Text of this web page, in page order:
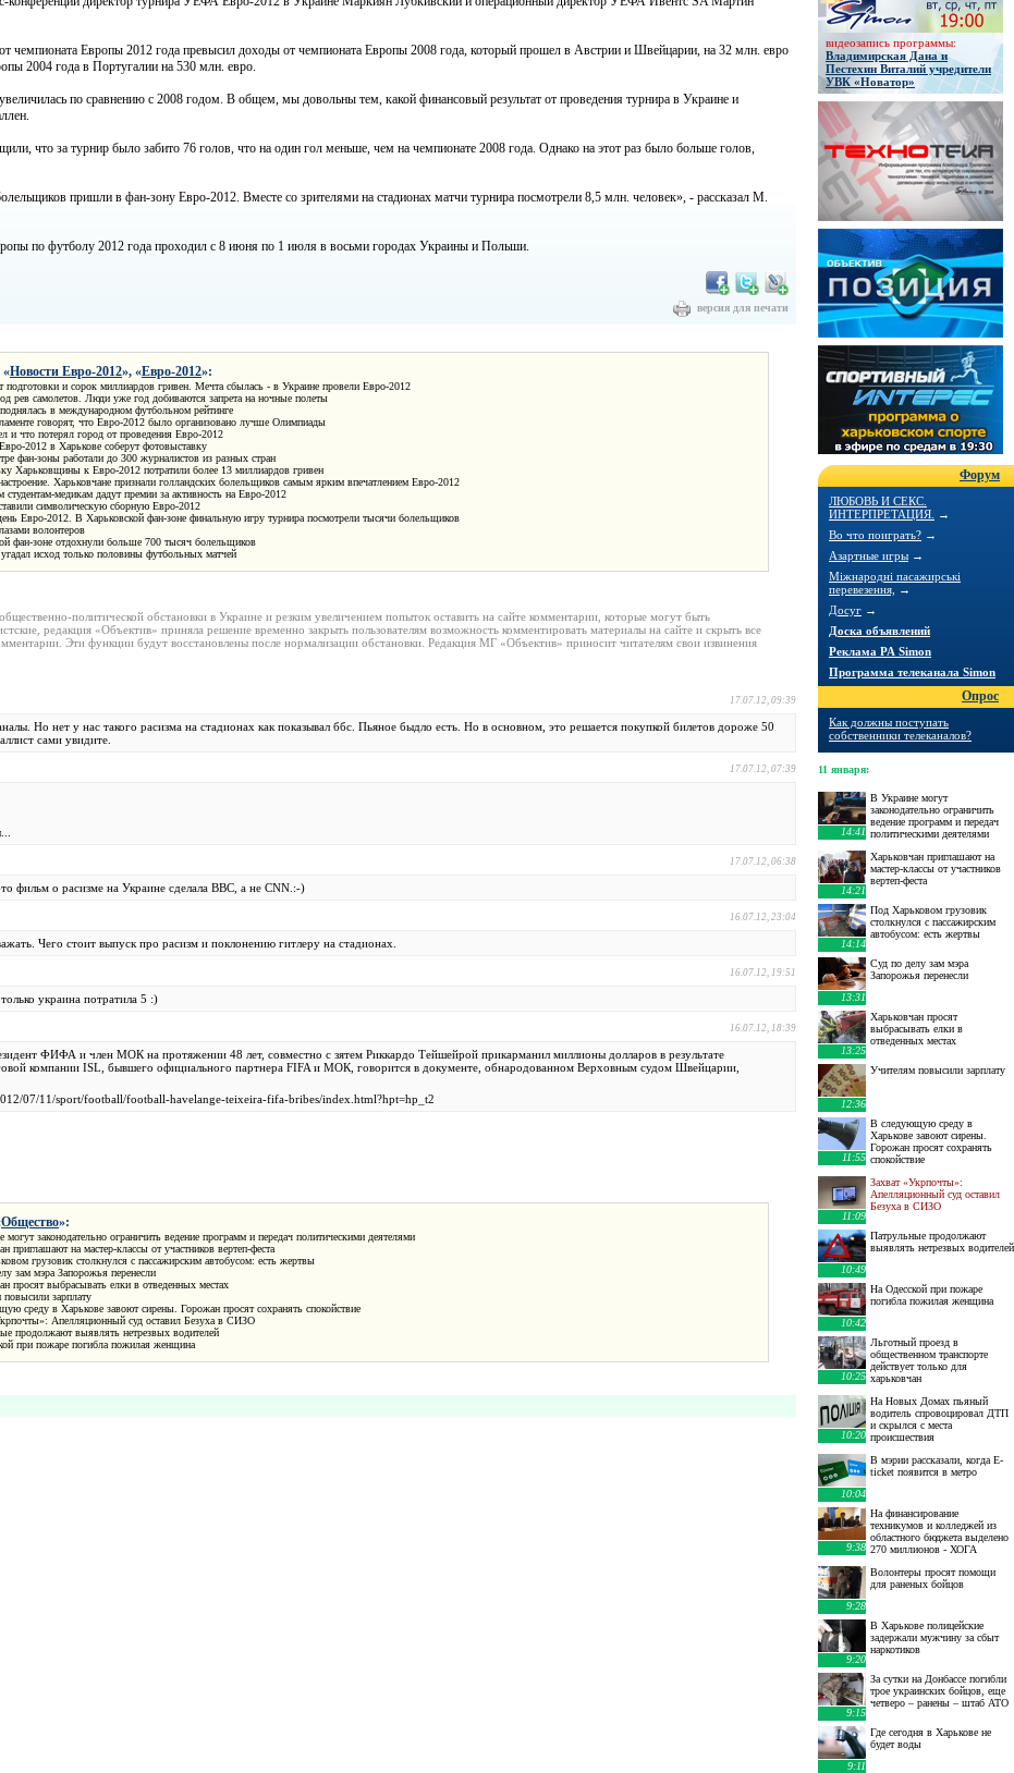
чемпионата Европы 2012 года превысил доходы от чемпионата Европы 2008 года, который прошел в Австрии и Швейцарии, на 32 млн. евро
2004 года в Португалии на 530 млн. евро.
по сравнению с 2008 годом. В общем, мы довольны тем, какой финансовый результат от проведения турнира в Украине и
что за турнир было забито 76 голов, что на один гол меньше, чем на чемпионате 2008 года. Однако на этот раз было больше голов,
пришли в фан-зону Евро-2012. Вместе со зрителями на стадионах матчи турнира посмотрели 8,5 млн. человек», - рассказал М.
по футболу 2012 года проходил с 8 июня по 1 июля в восьми городах Украины и Польши.
версия для печати
«Новости Евро-2012», «Евро-2012»:
подготовки и сорок миллиардов гривен. Мечта сбылась - в Украине провели Евро-2012
рев самолетов. Люди уже год добиваются запрета на ночные полеты
в международном футбольном рейтинге
говорят, что Евро-2012 было организовано лучше Олимпиады
и что потерял город от проведения Евро-2012
2012 в Харькове соберут фотовыставку
фан-зоны работали до 300 журналистов из разных стран
Харьковщины к Евро-2012 потратили более 13 миллиардов гривен
Харьковчане признали голландских болельщиков самым ярким впечатлением Евро-2012
студентам-медикам дадут премии за активность на Евро-2012
символическую сборную Евро-2012
Евро-2012. В Харьковской фан-зоне финальную игру турнира посмотрели тысячи болельщиков
волонтеров
фан-зоне отдохнули больше 700 тысяч болельщиков
исход только половины футбольных матчей
политической обстановки в Украине и резким увеличением попыток оставить на сайте комментарии, которые могут быть
редакция «Объектив» приняла решение временно закрыть пользователям возможность комментировать материалы на сайте и скрыть все
Эти функции будут восстановлены после нормализации обстановки. Редакция МГ «Объектив» приносит читателям свои извинения
17.07.12, 09:39
Но нет у нас такого расизма на стадионах как показывал ббс. Пьяное быдло есть. Но в основном, это решается покупкой билетов дороже 50
сами увидите.
17.07.12, 07:39
17.07.12, 06:38
фильм о расизме на Украине сделала ВВС, а не CNN.:-)
16.07.12, 23:04
Чего стоит выпуск про расизм и поклонению гитлеру на стадионах.
16.07.12, 19:51
украина потратила 5 :)
16.07.12, 18:39
ФИФА и член МОК на протяжении 48 лет, совместно с зятем Риккардо Тейшейрой прикарманил миллионы долларов в результате
компании ISL, бывшего официального партнера FIFA и МОК, говорится в документе, обнародованном Верховным судом Швейцарии,
07/11/sport/football/football-havelange-teixeira-fifa-bribes/index.html?hpt=hp_t2
Общество»:
могут законодательно ограничить ведение программ и передач политическими деятелями
приглашают на мастер-классы от участников вертеп-феста
грузовик столкнулся с пассажирским автобусом: есть жертвы
зам мэра Запорожья перенесли
просят выбрасывать елки в отведенных местах
зарплату
среду в Харькове завоют сирены. Горожан просят сохранять спокойствие
Апелляционный суд оставил Безуха в СИЗО
продолжают выявлять нетрезвых водителей
при пожаре погибла пожилая женщина
видеозапись программы:
Владимирская Дана и
Пестехин Виталий учредители
УВК «Новатор»
Форум
ЛЮБОВЬ И СЕКС.
ИНТЕРПРЕТАЦИЯ.
→
Во что поиграть? →
Азартные игры →
Міжнародні пасажирські
перевезення,
→
Досуг →
Доска объявлений
Реклама РА Simon
Программа телеканала Simon
Опрос
Как должны поступать
собственники телеканалов?
11 января:
14:41
В Украине могут
законодательно ограничить
ведение программ и передач
политическими деятелями
14:21
Харьковчан приглашают на
мастер-классы от участников
вертеп-феста
14:14
Под Харьковом грузовик
столкнулся с пассажирским
автобусом: есть жертвы
13:31
Суд по делу зам мэра
Запорожья перенесли
13:25
Харьковчан просят
выбрасывать елки в
отведенных местах
12:36
Учителям повысили зарплату
11:55
В следующую среду в
Харькове завоют сирены.
Горожан просят сохранять
спокойствие
11:09
Захват «Укрпочты»:
Апелляционный суд оставил
Безуха в СИЗО
10:49
Патрульные продолжают
выявлять нетрезвых водителей
10:42
На Одесской при пожаре
погибла пожилая женщина
10:25
Льготный проезд в
общественном транспорте
действует только для
харьковчан
10:20
На Новых Домах пьяный
водитель спровоцировал ДТП
и скрылся с места
происшествия
10:04
В мэрии рассказали, когда E-
ticket появится в метро
9:38
На финансирование
техникумов и колледжей из
областного бюджета выделено
270 миллионов - ХОГА
9:28
Волонтеры просят помощи
для раненых бойцов
9:20
В Харькове полицейские
задержали мужчину за сбыт
наркотиков
9:15
За сутки на Донбассе погибли
трое украинских бойцов, еще
четверо – ранены – штаб АТО
9:11
Где сегодня в Харькове не
будет воды